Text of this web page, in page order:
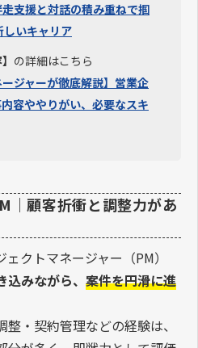
支援と対話の積み重ねで掴
しいキャリア
の詳細はこちら
ージャーが徹底解説】営業企
容ややりがい、必要なスキ
｜顧客折衝と調整力があ
クトマネージャー（PM）
みながら、 案件を円滑に進
・契約管理などの経験は、